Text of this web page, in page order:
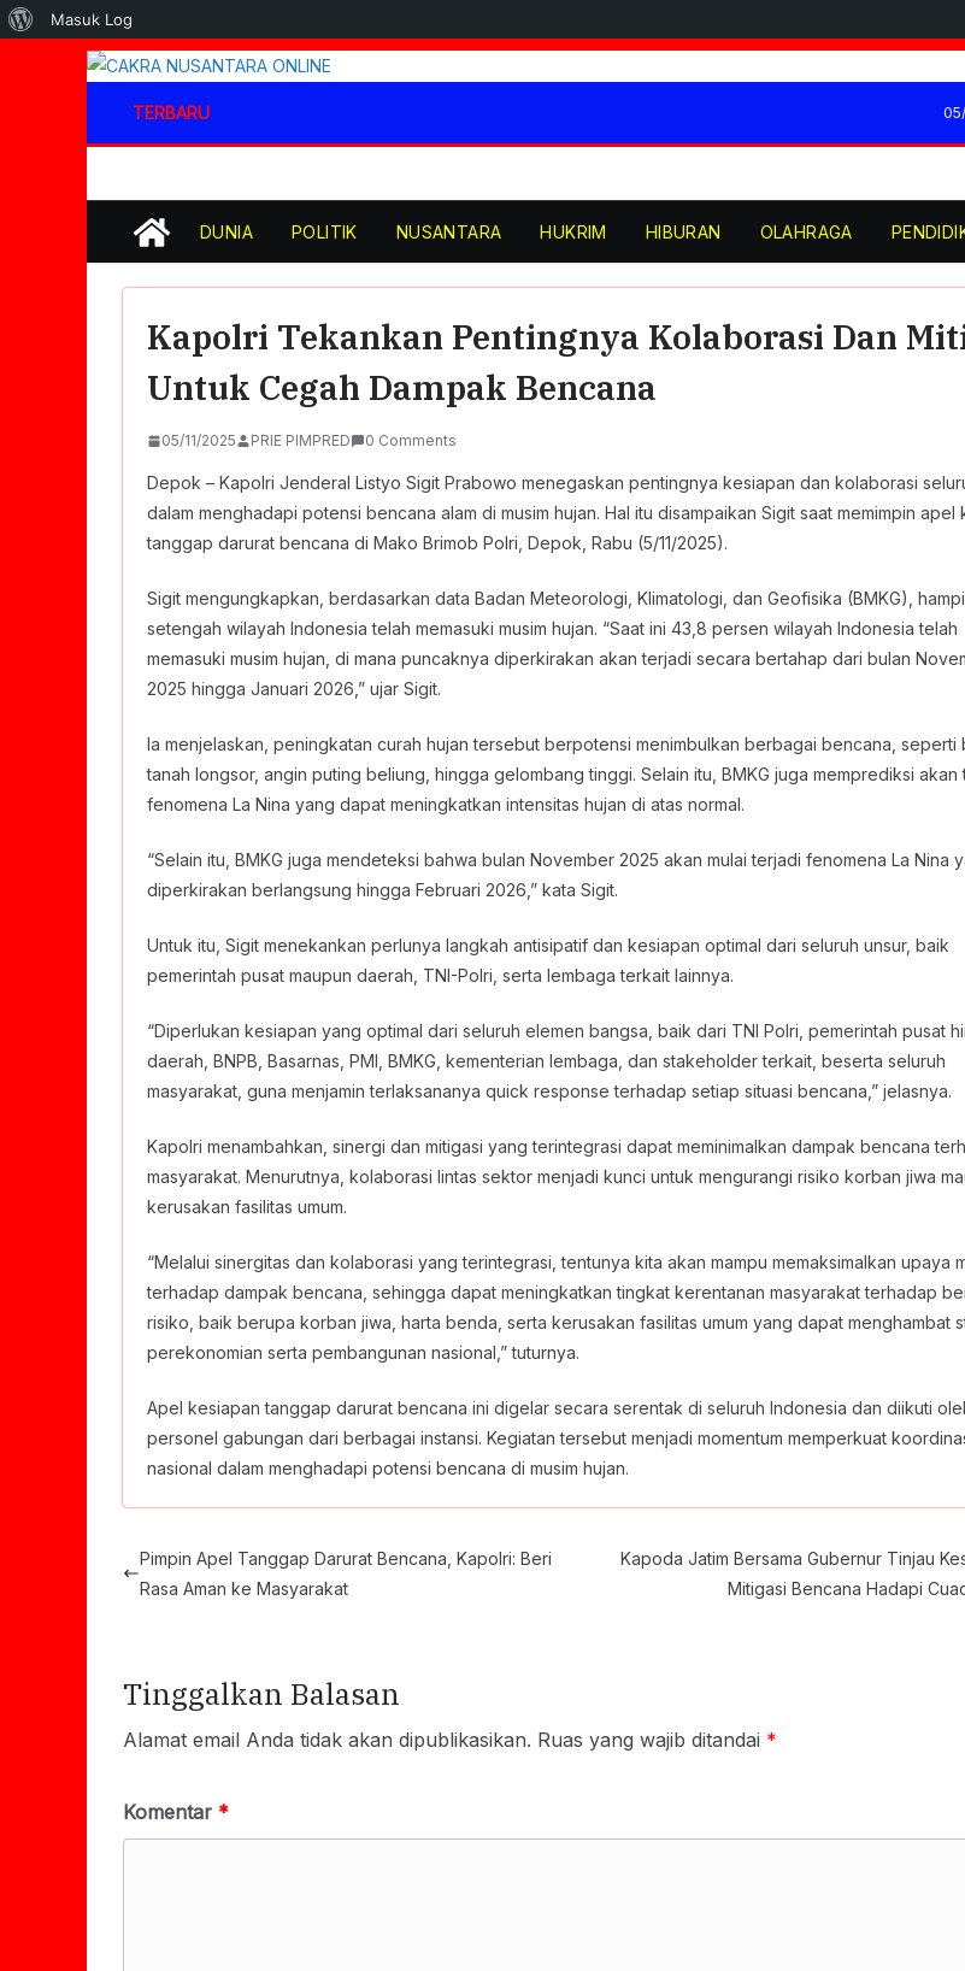
Tentang
WordPress
Masuk Log
Skip
content
TERBARU
DUNIA POLITIK NUSANTARA HUKRIM HIBURAN OLAHRAGA
Kapolri Tekankan Pentingnya Kolaborasi Dan
Untuk Cegah Dampak Bencana
05/11/2025 PRIE PIMPRED 0 Comments
Depok – Kapolri Jenderal Listyo Sigit Prabowo menegaskan pentingnya kesiapan dan kolaborasi
dalam menghadapi potensi bencana alam di musim hujan. Hal itu disampaikan Sigit saat memimpin apel
tanggap darurat bencana di Mako Brimob Polri, Depok, Rabu (5/11/2025).
Sigit mengungkapkan, berdasarkan data Badan Meteorologi, Klimatologi, dan Geofisika (BMKG),
setengah wilayah Indonesia telah memasuki musim hujan. “Saat ini 43,8 persen wilayah Indonesia telah
memasuki musim hujan, di mana puncaknya diperkirakan akan terjadi secara bertahap dari bulan
2025 hingga Januari 2026,” ujar Sigit.
Ia menjelaskan, peningkatan curah hujan tersebut berpotensi menimbulkan berbagai bencana, seperti
tanah longsor, angin puting beliung, hingga gelombang tinggi. Selain itu, BMKG juga memprediksi akan
fenomena La Nina yang dapat meningkatkan intensitas hujan di atas normal.
“Selain itu, BMKG juga mendeteksi bahwa bulan November 2025 akan mulai terjadi fenomena La Nina
diperkirakan berlangsung hingga Februari 2026,” kata Sigit.
Untuk itu, Sigit menekankan perlunya langkah antisipatif dan kesiapan optimal dari seluruh unsur, baik
pemerintah pusat maupun daerah, TNI-Polri, serta lembaga terkait lainnya.
“Diperlukan kesiapan yang optimal dari seluruh elemen bangsa, baik dari TNI Polri, pemerintah pusat
daerah, BNPB, Basarnas, PMI, BMKG, kementerian lembaga, dan stakeholder terkait, beserta seluruh
masyarakat, guna menjamin terlaksananya quick response terhadap setiap situasi bencana,” jelasnya.
Kapolri menambahkan, sinergi dan mitigasi yang terintegrasi dapat meminimalkan dampak bencana
masyarakat. Menurutnya, kolaborasi lintas sektor menjadi kunci untuk mengurangi risiko korban jiwa
kerusakan fasilitas umum.
“Melalui sinergitas dan kolaborasi yang terintegrasi, tentunya kita akan mampu memaksimalkan upaya
terhadap dampak bencana, sehingga dapat meningkatkan tingkat kerentanan masyarakat terhadap
risiko, baik berupa korban jiwa, harta benda, serta kerusakan fasilitas umum yang dapat menghambat
perekonomian serta pembangunan nasional,” tuturnya.
Apel kesiapan tanggap darurat bencana ini digelar secara serentak di seluruh Indonesia dan diikuti
personel gabungan dari berbagai instansi. Kegiatan tersebut menjadi momentum memperkuat
nasional dalam menghadapi potensi bencana di musim hujan.
Pimpin Apel Tanggap Darurat Bencana, Kapolri: Beri
Rasa Aman ke Masyarakat
Kapoda Jatim Bersama Gubernur Tinjau
Mitigasi Bencana Hadapi
Tinggalkan Balasan
Alamat email Anda tidak akan dipublikasikan. Ruas yang wajib ditandai *
Komentar *